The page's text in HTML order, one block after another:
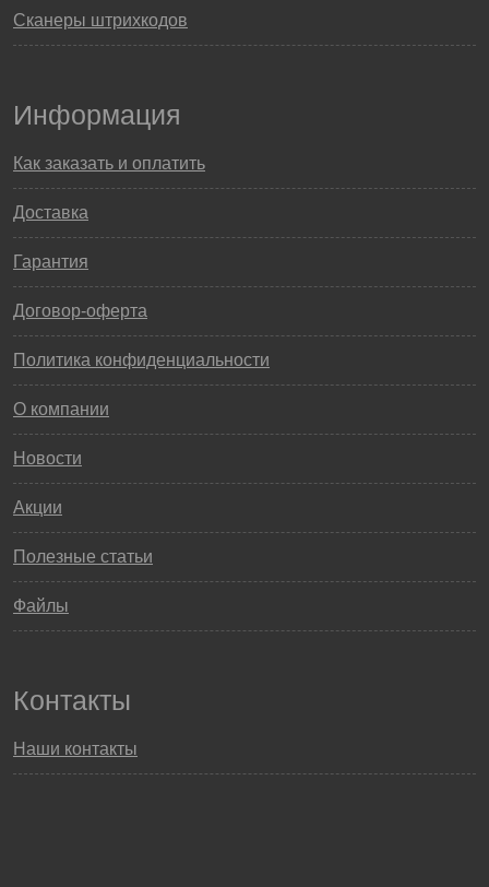
Сканеры штрихкодов
Информация
Как заказать и оплатить
Доставка
Гарантия
Договор-оферта
Политика конфиденциальности
О компании
Новости
Акции
Полезные статьи
Файлы
Контакты
Наши контакты